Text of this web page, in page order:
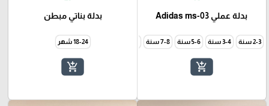
بدلة عملي Adidas ms-03
2-3 سنة 3-4 سنة 5-6 سنة 7-8 سنة
add_shopping_cart
بدلة بناتي مبطن
18-24 شهر
add_shopping_cart